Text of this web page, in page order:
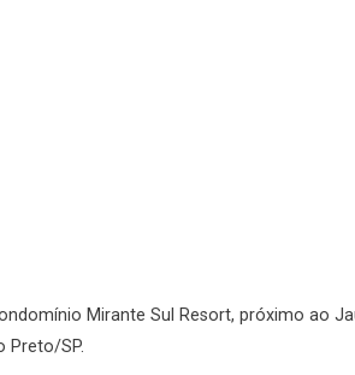
Mirante Sul Resort, próximo ao
Preto/SP.
07/08/2026
08h00